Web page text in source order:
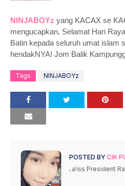
NINJABOYz yang KACAX se
mengucapkan, Selamat Hari
Batin kepada seluruh umat islam
hendakNYA! Jom Balik
Tags NINJABOYz
POSTED BY CIK
ℳiss President